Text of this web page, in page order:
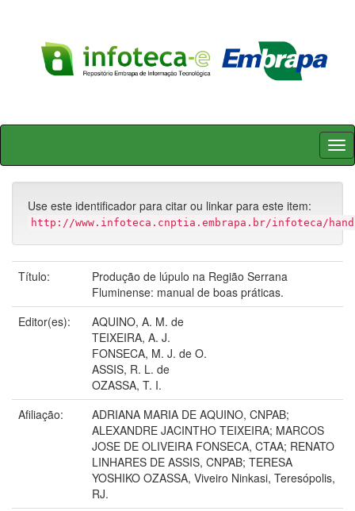
Skip
Use este identificador para citar ou linkar para este item:
http://www.infoteca.cnptia.embrapa.br/infoteca/
Título:
Produção de lúpulo na Região Serrana
Fluminense: manual de boas práticas.
Editor(es):
AQUINO, A. M. de
TEIXEIRA, A. J.
FONSECA, M. J. de O.
ASSIS, R. L. de
OZASSA, T. I.
Afiliação:
ADRIANA MARIA DE AQUINO, CNPAB;
ALEXANDRE JACINTHO TEIXEIRA; MARCOS
JOSE DE OLIVEIRA FONSECA, CTAA; RENATO
LINHARES DE ASSIS, CNPAB; TERESA
YOSHIKO OZASSA, Viveiro Ninkasi, Teresópolis,
RJ.